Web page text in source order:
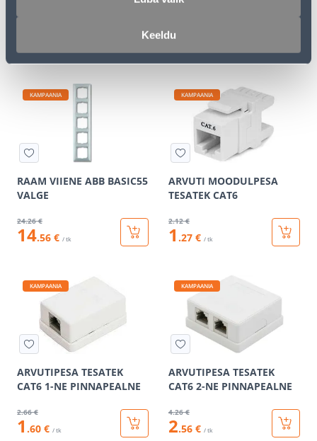
Keeldu
14
8
KAMPAANIA
RAAM VIIENE ABB BASIC55
VALGE
24.26 €
14.56 € / tk
KAMPAANIA
ARVUTI MOODULPESA
TESATEK CAT6
2.12 €
1 .27 € / tk
KAMPAANIA
ARVUTIPESA TESATEK
CAT6 1-NE PINNAPEALNE
2.66 €
1 .60 € / tk
KAMPAANIA
ARVUTIPESA TESATEK
CAT6 2-NE PINNAPEALNE
4.26 €
2.56 € / tk